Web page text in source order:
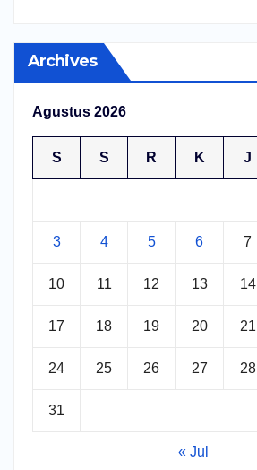
Archives
Agustus 2026
S S R K J
3 4 5 6 7
10 11 12 13 14
17 18 19 20 21
24 25 26 27 28
31
« Jul